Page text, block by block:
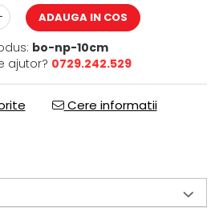
ADAUGA IN COS
bo-np-10cm
ajutor? 0729.242.529
Cere informatii